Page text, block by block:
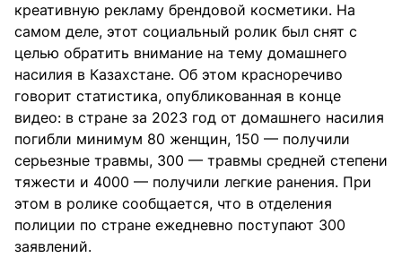
креативную рекламу брендовой косметики. На
самом деле, этот социальный ролик был снят с
целью обратить внимание на тему домашнего
насилия в Казахстане. Об этом красноречиво
говорит статистика, опубликованная в конце
видео: в стране за 2023 год от домашнего насилия
погибли минимум 80 женщин, 150 — получили
серьезные травмы, 300 — травмы средней степени
тяжести и 4000 — получили легкие ранения. При
этом в ролике сообщается, что в отделения
полиции по стране ежедневно поступают 300
заявлений.